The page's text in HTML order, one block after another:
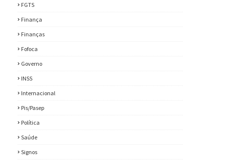
FGTS
Finança
Finanças
Fofoca
Governo
INSS
Internacional
Pis/Pasep
Política
Saúde
Signos